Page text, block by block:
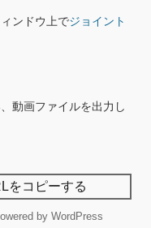
ンドウ上でジョイント
動画ファイルを出力し
をコピーする
by WordPress